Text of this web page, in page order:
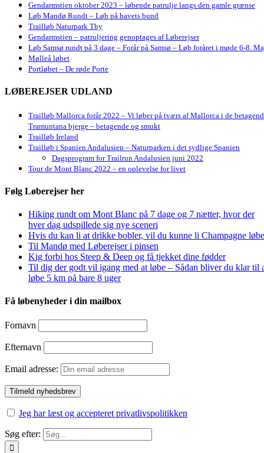
Gendarmstien oktober 2023 – løbende patrulje langs den gamle grænse
Løb Mandø Rundt – Løb på havets bund
Trailløb Naturpark Thy
Gendarmstien – patruljering genoptages af Løberejser
Løb Samsø rundt på 3 dage – Forår på Samsø – Løb foråret i møde 6-8.
Mølleå løbet
Portløbet – De røde Porte
LØBEREJSER UDLAND
Trailløb Mallorca forår 2022 – Vi løber på tværs af Mallorca i de
Tramuntana bjerge – betagende og smukt
Trailløb Ireland
Trailløb i Spanien Andalusien – Naturparken i det sydlige Spanien
Dagsprogram for Trailrun Andalusien juni 2022
Tour de Mont Blanc 2022 – en oplevelse for livet
Følg Løberejser her
Hiking rundt om Mont Blanc på 7 dage og 7 nætter, hvor der
hver dag udspillede sig nye sceneri
Hvis du kan li at drikke bobler, vil du kunne li Champagne
Til Mandø med Løberejser i pinsen
Kig forbi hos Steep & Deep og få tjekket dine fødder
Til dig der godt vil igang med at løbe – Sådan bliver du klar til
løbe 5 km på bare 8 uger
Få løbenyheder i din mailbox
Fornavn
Efternavn
Email adresse:
Jeg har læst og accepteret privatlivspolitikken
Søg efter: